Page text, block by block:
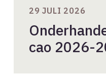
cao 2026-
29 JULI 2026